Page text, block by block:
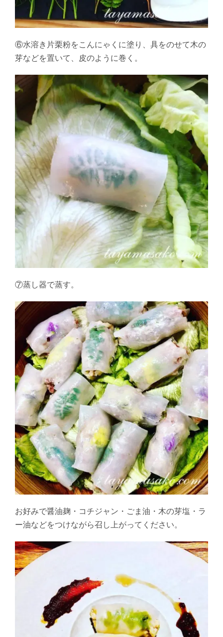
⑥水溶き片栗粉をこんにゃくに塗り、具をのせて木の
芽などを置いて、皮のように巻く。
⑦蒸し器で蒸す。
お好みで醤油麹・コチジャン・ごま油・木の芽塩・ラ
ー油などをつけながら召し上がってください。